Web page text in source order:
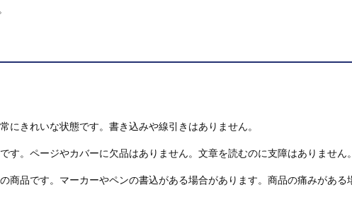
にきれいな状態です。書き込みや線引きはありません。
す。ページやカバーに欠品はありません。文章を読むのに支障はありません。
商品です。マーカーやペンの書込がある場合があります。商品の痛みがある